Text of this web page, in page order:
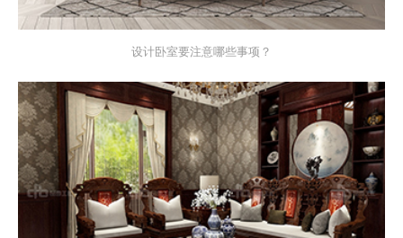
设计卧室要注意哪些事项？